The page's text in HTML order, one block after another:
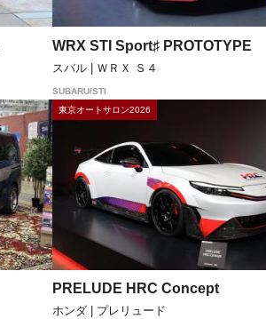
WRX STI Sport♯ PROTOTYPE
スバル | ＷＲＸ Ｓ４
SUBARU/STI
東京オートサロン2026
PRELUDE HRC Concept
ホンダ | プレリュード